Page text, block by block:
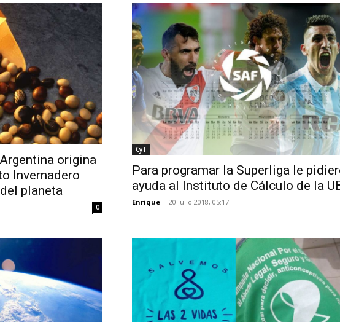
origina
Invernadero
planeta
0
CyT
Para programar la Superliga le
ayuda al Instituto de Cálculo de la
Enrique - 20 julio 2018, 05:17